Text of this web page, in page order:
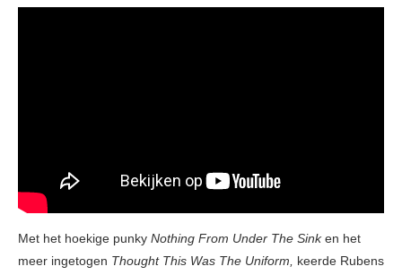
Met het hoekige punky Nothing From Under The Sinken het
meer ingetogen Thought This Was The Uniform, keerde Rubens